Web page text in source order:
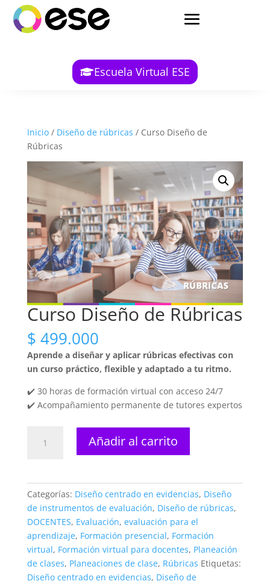
Escuela Virtual ESE
Inicio/ Diseño de rúbricas / Curso Diseño de
Rúbricas
Curso Diseño de Rúbricas
$ 499.000
Aprende a diseñar y aplicar rúbricas efectivas con
un curso práctico, flexible y adaptado a tu ritmo.
✔️ 30 horas de formación virtual con acceso 24/7
✔️ Acompañamiento permanente de tutores expertos
Diseño
Añadir al carrito
Categorías: Diseño centrado en evidencias, Diseño
de instrumentos de evaluación, Diseño de rúbricas,
DOCENTES, Evaluación, evaluación para el
aprendizaje, Formación presencial, Formación
virtual, Formación virtual para docentes, Planeación
de clases, Planeaciones de clase, Rúbricas Etiquetas:
Diseño centrado en evidencias, Diseño de